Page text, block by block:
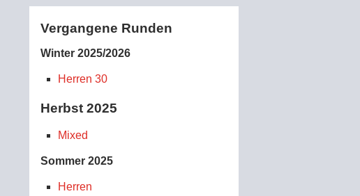
Vergangene Runden
Winter 2025/2026
Herren 30
Herbst 2025
Mixed
Sommer 2025
Herren